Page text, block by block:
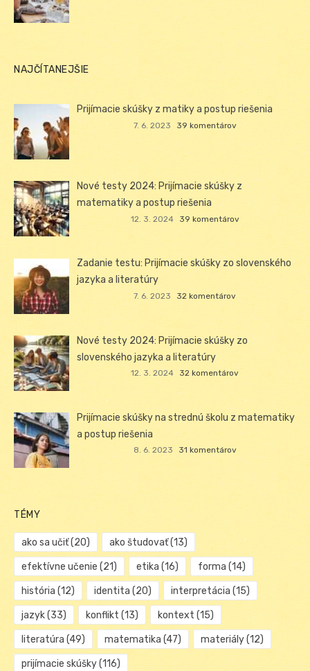
NAJČÍTANEJŠIE
Prijímacie skúšky z matiky a postup riešenia
7. 6. 2023 39 komentárov
Nové testy 2024: Prijímacie skúšky z
matematiky a postup riešenia
12. 3. 2024 39 komentárov
Zadanie testu: Prijímacie skúšky zo slovenského
jazyka a literatúry
7. 6. 2023 32 komentárov
Nové testy 2024: Prijímacie skúšky zo
slovenského jazyka a literatúry
12. 3. 2024 32 komentárov
Prijímacie skúšky na strednú školu z matematiky
a postup riešenia
8. 6. 2023 31 komentárov
TÉMY
ako sa učiť(20) ako študovať(13)
efektívne učenie (21) etika (16) forma (14)
história (12) identita (20) interpretácia (15)
jazyk(33) konflikt (13) kontext (15)
literatúra (49) matematika (47) materiály(12)
prijímacie skúšky(116)